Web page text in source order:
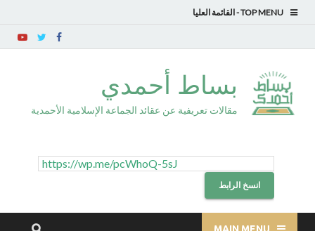
TOP MENU
بساط أحمدي
مقالات تعريفية عن عقائد الجماعة الإسلامية الأحمدية
انسخ الرابط
MAIN MENU